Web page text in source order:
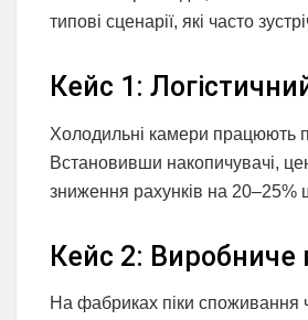
типові сценарії, які часто
Кейс 1:
Холодильні камери працюють
Встановивши накопичувачі,
зниження рахунків на 20–25%
Кейс 2: Виробниче
На фабриках піки споживання